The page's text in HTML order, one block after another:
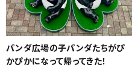
パンダ広場の子パンダたちがぴ
かぴかになって帰ってきた！